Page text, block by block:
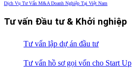
Dịch Vụ Tư Vấn M&A Doanh Nghiệp Tại Việt Nam
Tư vấn Đầu tư & Khởi nghiệp
Tư vấn lập dự án đầu tư
Tư vấn hồ sơ gọi vốn cho Start Up